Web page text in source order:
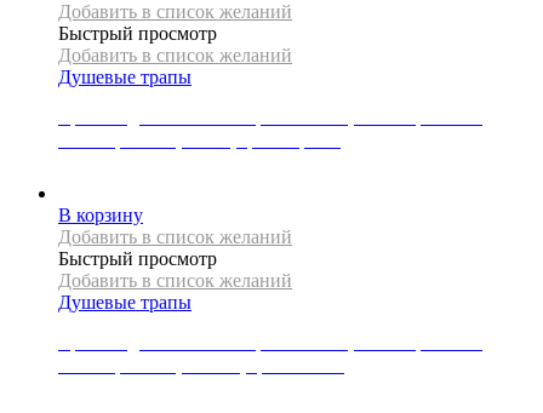
Добавить в список желаний
Быстрый просмотр
Добавить в список желаний
Душевые трапы
В корзину
Добавить в список желаний
Быстрый просмотр
Добавить в список желаний
Душевые трапы